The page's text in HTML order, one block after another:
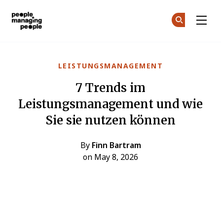
LEISTUNGSMANAGEMENT
7 Trends im
Leistungsmanagement und wie
Sie sie nutzen können
By Finn Bartram
on May 8, 2026